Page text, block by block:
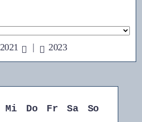
2021 | 2023
Mi Do Fr Sa
So